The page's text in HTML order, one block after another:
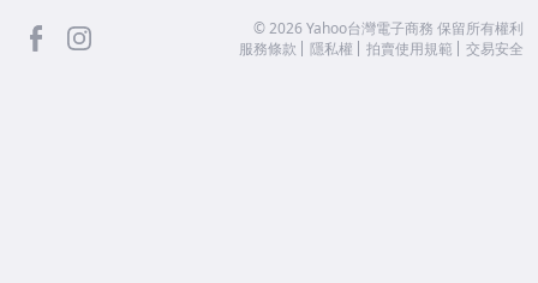
facebook ©2026 Yahoo台灣電子商務 保留所有權利
服務條款
隱私權 拍賣使用規範 交易安全